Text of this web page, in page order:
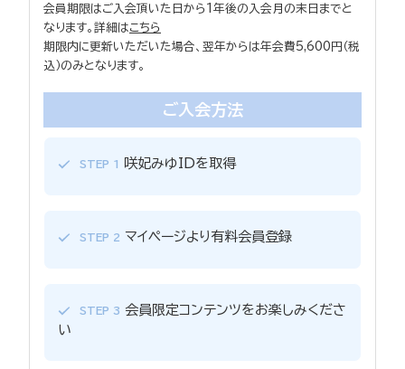
会員期限はご入会頂いた日から1年後の入会月の末日までと
なります。詳細はこちら
期限内に更新いただいた場合、翌年からは年会費5,600円（税
込）のみとなります。
ご入会方法
STEP 1 咲妃みゆIDを取得
STEP 2 マイページより有料会員登録
STEP 3
会員限定コンテンツをお楽しみくださ
い